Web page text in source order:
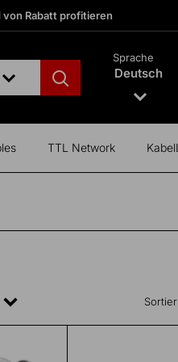
von Rabatt profitieren
Sprache
Deutsch
TTL Network